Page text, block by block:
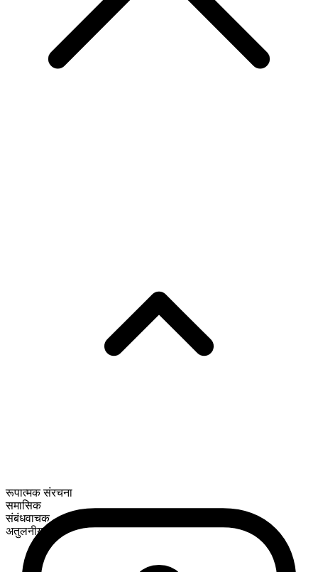
रूपात्मक संरचना
समासिक
संबंधवाचक
अतुलनीय